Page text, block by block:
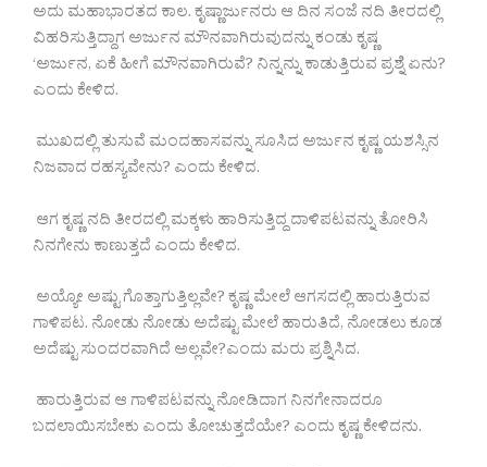
ಅದು ಮಹಾಭಾರತದ ಕಾಲ. ಕೃಷ್ಣಾರ್ಜುನರು ಆ ದಿನ ಸಂಜೆ ನದಿ ತೀರದಲ್ಲಿ
ವಿಹರಿಸುತ್ತಿದ್ದಾಗ ಅರ್ಜುನ ಮೌನವಾಗಿರುವುದನ್ನು ಕಂಡು ಕೃಷ್ಣ
‘ಅರ್ಜುನ, ಏಕೆ ಹೀಗೆ ಮೌನವಾಗಿರುವೆ? ನಿನ್ನನ್ನು ಕಾಡುತ್ತಿರುವ ಪ್ರಶ್ನೆ ಏನು?
ಎಂದು ಕೇಳಿದ.
ಮುಖದಲ್ಲಿ ತುಸುವೆ ಮಂದಹಾಸವನ್ನು ಸೂಸಿದ ಅರ್ಜುನ ಕೃಷ್ಣ ಯಶಸ್ಸಿನ
ನಿಜವಾದ ರಹಸ್ಯವೇನು? ಎಂದು ಕೇಳಿದ.
ಆಗ ಕೃಷ್ಣ ನದಿ ತೀರದಲ್ಲಿ ಮಕ್ಕಳು ಹಾರಿಸುತ್ತಿದ್ದ ದಾಳಿಪಟವನ್ನು ತೋರಿಸಿ
ನಿನಗೇನು ಕಾಣುತ್ತದೆ ಎಂದು ಕೇಳಿದ.
ಅಯ್ಯೋ ಅಷ್ಟು ಗೊತ್ತಾಗುತ್ತಿಲ್ಲವೇ? ಕೃಷ್ಣ ಮೇಲೆ ಆಗಸದಲ್ಲಿ ಹಾರುತ್ತಿರುವ
ಗಾಳಿಪಟ. ನೋಡು ನೋಡು ಅದೆಷ್ಟು ಮೇಲೆ ಹಾರುತಿದೆ, ನೋಡಲು ಕೂಡ
ಅದೆಷ್ಟು ಸುಂದರವಾಗಿದೆ ಅಲ್ಲವೇ?ಎಂದು ಮರು ಪ್ರಶ್ನಿಸಿದ.
ಹಾರುತ್ತಿರುವ ಆ ಗಾಳಿಪಟವನ್ನು ನೋಡಿದಾಗ ನಿನಗೇನಾದರೂ
ಬದಲಾಯಿಸಬೇಕು ಎಂದು ತೋಚುತ್ತದೆಯೇ? ಎಂದು ಕೃಷ್ಣ ಕೇಳಿದನು.